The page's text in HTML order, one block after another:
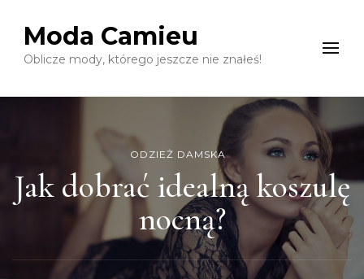
Moda Camieu
Oblicze mody, którego jeszcze nie znałeś!
ODZIEŻ DAMSKA
Jak dobrać idealną koszulę
nocną?